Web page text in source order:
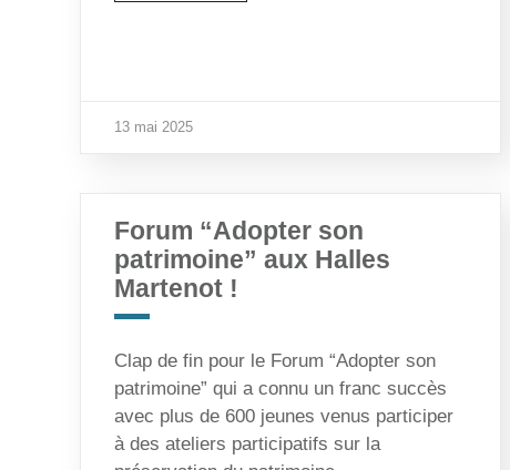
13 mai 2025
Forum “Adopter son
patrimoine” aux Halles
Martenot !
Clap de fin pour le Forum “Adopter son
patrimoine” qui a connu un franc succès
avec plus de 600 jeunes venus participer
à des ateliers participatifs sur la